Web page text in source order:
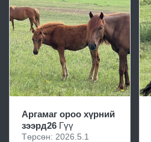
Аргамаг ороо хүрний
зээрд26 Гүү
Төрсөн: 2026.5.1